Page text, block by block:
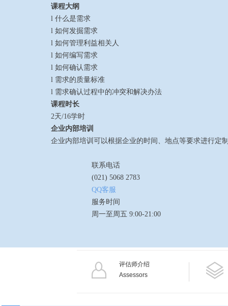
课程大纲
l 什么是需求
l 如何发掘需求
l 如何管理利益相关人
l 如何编写需求
l 如何确认需求
l 需求的质量标准
l 需求确认过程中的冲突和解决办法
课程时长
2天/16学时
企业内部培训
企业内部培训可以根据企业的时间、地点等要求进行定
联系电话
(021) 5068 2783
QQ客服
服务时间
周一至周五 9:00-21:00
评估师介绍
Assessors